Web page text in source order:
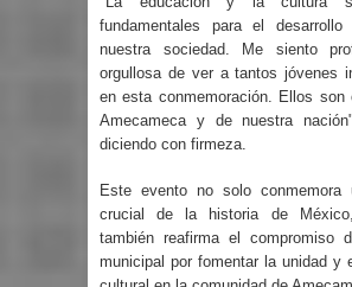
fundamentales para el desarrollo
nuestra sociedad. Me siento
orgullosa de ver a tantos jóvenes
en esta conmemoración. Ellos son
Amecameca y de nuestra
diciendo con firmeza.
Este evento no solo conmemora
crucial de la historia de
también reafirma el compromiso
municipal por fomentar la unidad y